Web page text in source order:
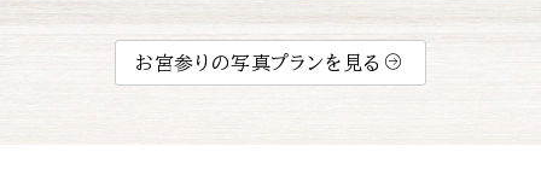
お宮参りの写真プランを見る